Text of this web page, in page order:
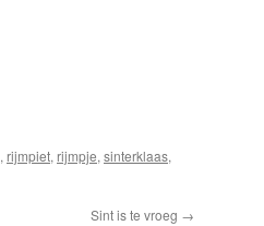
, rijmpiet, rijmpje, sinterklaas,
Sint is te vroeg →